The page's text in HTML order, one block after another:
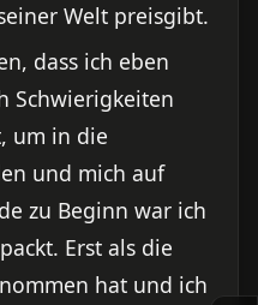
Welt preisgibt.
dass ich eben
Schwierigkeiten
um in die
und mich auf
zu Beginn war ich
Erst als die
hat und ich